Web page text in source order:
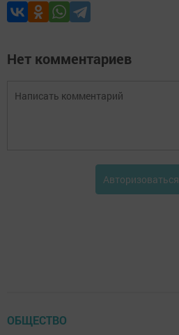
Нет комментариев
Авторизоваться
ОБЩЕСТВО